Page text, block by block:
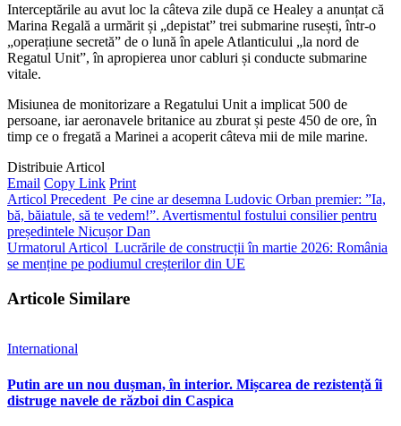
Interceptările au avut loc la câteva zile după ce Healey a anunțat că
Marina Regală a urmărit și „depistat” trei submarine rusești, într-o
„operațiune secretă” de o lună în apele Atlanticului „la nord de
Regatul Unit”, în apropierea unor cabluri și conducte submarine
vitale.
Misiunea de monitorizare a Regatului Unit a implicat 500 de
persoane, iar aeronavele britanice au zburat și peste 450 de ore, în
timp ce o fregată a Marinei a acoperit câteva mii de mile marine.
Distribuie Articol
Email Copy Link Print
Articol Precedent Pe cine ar desemna Ludovic Orban premier: ”Ia,
bă, băiatule, să te vedem!”. Avertismentul fostului consilier pentru
președintele Nicușor Dan
Urmatorul Articol Lucrările de construcții în martie 2026: România
se menține pe podiumul creșterilor din UE
Articole Similare
International
Putin are un nou dușman, în interior. Mișcarea de rezistență îi
distruge navele de război din Caspica